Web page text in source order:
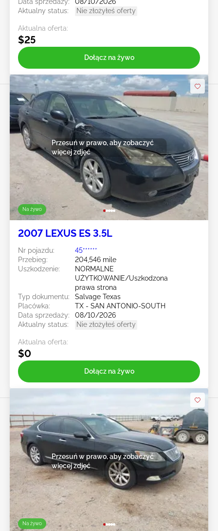
Aktualny status:
Nie złożyłeś oferty
Aktualna oferta:
$25
Dołącz na żywo
Na żywo
Przesuń w prawo, aby zobaczyć
więcej zdjęć
2007 LEXUS ES 3.5L
Nr pojazdu:
45******
Przebieg:
204,546 mile
Uszkodzenie:
NORMALNE
UŻYTKOWANIE/Uszkodzona
prawa strona
Typ dokumentu:
Salvage Texas
Placówka:
TX - SAN ANTONIO-SOUTH
Data sprzedaży:
08/10/2026
Aktualny status:
Nie złożyłeś oferty
Aktualna oferta:
$0
Dołącz na żywo
Na żywo
Przesuń w prawo, aby zobaczyć
więcej zdjęć